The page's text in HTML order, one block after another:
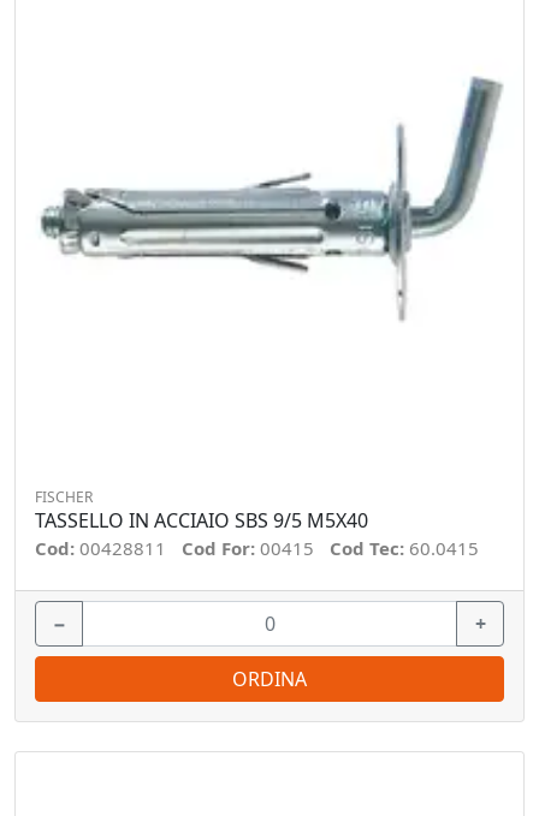
FISCHER
TASSELLO IN ACCIAIO SBS 9/5 M5X40
Cod: 00428811 Cod For: 00415 Cod Tec: 60.0415
− +
ORDINA